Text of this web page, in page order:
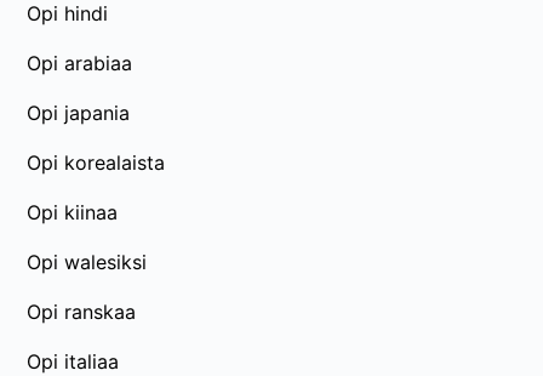
Opi hindi
Opi arabiaa
Opi japania
Opi korealaista
Opi kiinaa
Opi walesiksi
Opi ranskaa
Opi italiaa